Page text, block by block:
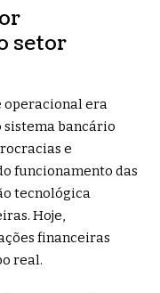
setor
operacional era
bancário
e
funcionamento das
tecnológica
Hoje,
financeiras
real.